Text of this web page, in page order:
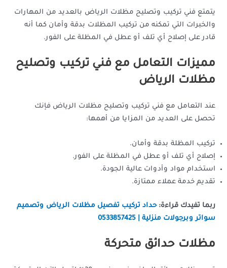
يتمتع فني تركيب وتصليح مظلات الرياض بالعديد من المهارات
والخبرات التي تمكنه من تركيب المظلات بدقة وأمان كما أنه
قادر على إصلاح أي تلف أو عطل في المظلة على الفور.
مميزات التعامل مع فني تركيب وتصليح
مظلات الرياض
عند التعامل مع فني تركيب وتصليح مظلات الرياض فإنك
تحصل على العديد من المزايا من أهمها:
تركيب المظلة بدقة وأمان.
إصلاح أي تلف أو عطل في المظلة على الفور.
استخدام مواد وأدوات عالية الجودة.
تقديم خدمة عملاء ممتازة.
ربما تفيدك قراءة: حداد تركيب تفصيل مظلات الرياض وتصميم
سواتر وبرجولات منزلية | 0533857425
مظلات حدائق متحركة